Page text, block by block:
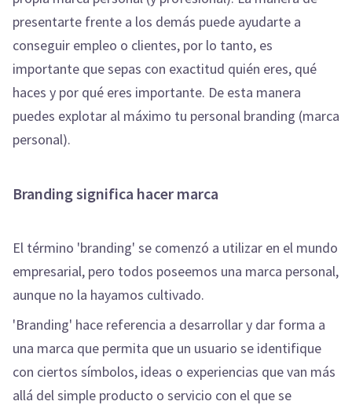
presentarte frente a los demás puede ayudarte a
conseguir empleo o clientes, por lo tanto, es
importante que sepas con exactitud quién eres, qué
haces y por qué eres importante. De esta manera
puedes explotar al máximo tu personal branding (marca
personal).
Branding significa hacer marca
El término 'branding' se comenzó a utilizar en el mundo
empresarial, pero todos poseemos una marca personal,
aunque no la hayamos cultivado.
'Branding' hace referencia a desarrollar y dar forma a
una marca que permita que un usuario se identifique
con ciertos símbolos, ideas o experiencias que van más
allá del simple producto o servicio con el que se